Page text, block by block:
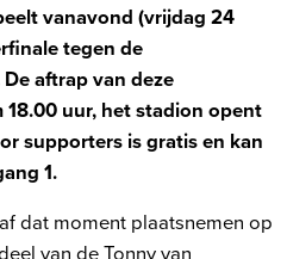
vanavond (vrijdag 24
tegen de
aftrap van deze
uur, het stadion opent
supporters is gratis en kan
1.
dat moment plaatsnemen op
van de Tonny van